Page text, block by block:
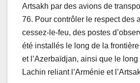
Artsakh par des avions de
76. Pour contrôler le respect des
cessez-le-feu, des postes
été installés le long de la frontière
et l’Azerbaïdjan, ainsi que le
Lachin reliant l’Arménie et